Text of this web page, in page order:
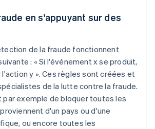
en s'appuyant sur des
de la fraude fonctionnent
: « Si l'événement x se produit,
y ». Ces règles sont créées et
de la lutte contre la fraude.
exemple de bloquer toutes les
d'un pays ou d'une
ou encore toutes les